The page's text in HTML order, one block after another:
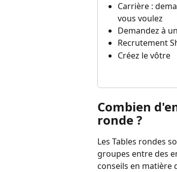
Carrière :
vous voulez
Demandez à
Recrutement
Créez le vôtre
Combien
ronde ?
Les Tables rondes
groupes entre des
conseils en matière